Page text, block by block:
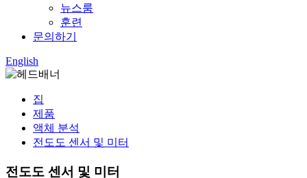
뉴스룸
훈련
문의하기
English
집
제품
액체 분석
전도도 센서 및 미터
전도도 센서 및 미터